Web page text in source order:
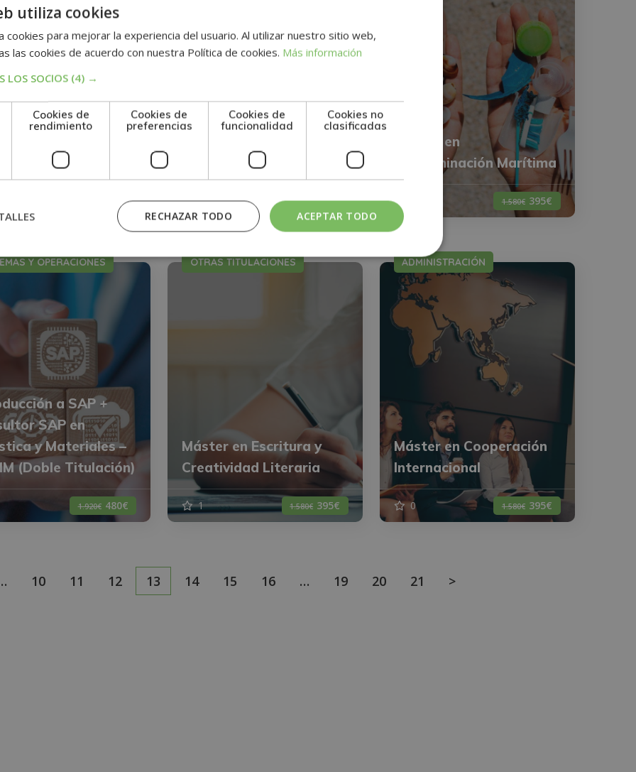
en Gestión de
(ISO 9001/2015)
395€
Contaminación del Suelo
0 2.480€ 620€
Máster en
Contaminación Marítima
1.580€ 395€
Y OPERACIONES
a SAP +
SAP en
y Materiales –
(Doble Titulación)
1.920€ 480€
OTRAS TITULACIONES
Máster en Escritura y
Creatividad Literaria
1 1.580€ 395€
ADMINISTRACIÓN
Máster en Cooperación
Internacional
0 1.580€ 395€
10 11 12 13 14 15 16 … 19 20 21 >
utiliza cookies
cookies para mejorar la experiencia del usuario. Al utilizar nuestro sitio web,
las cookies de acuerdo con nuestra Política de cookies. Más información
LOS SOCIOS (4) →
Cookies de
rendimiento
Cookies de
preferencias
Cookies de
funcionalidad
Cookies no
clasificadas
ACEPTAR TODO
RECHAZAR TODO